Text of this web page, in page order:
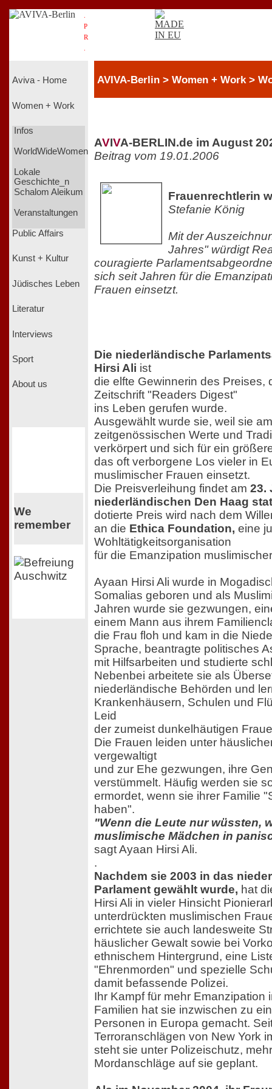
P
R
Aviva - Home
Women + Work
Infos
WorldWideWomen
Lokale
Geschichte_n
Schalom Aleikum
Veranstaltungen
Public Affairs
Kunst + Kultur
Jüdisches Leben
Literatur
Interviews
Sport
About us
We
remember
AVIVA-Berlin > Women + Work >
AVIVA-BERLIN.de im August
Beitrag vom 19.01.2006
Frauenrechtlerin
Stefanie König
Mit der
Jahres" würdigt
couragierte
sich seit Jahren für die
Frauen einsetzt.
Die niederländische
Hirsi Ali ist
die elfte Gewinnerin des Preises,
Zeitschrift "Readers Digest"
ins Leben gerufen wurde.
Ausgewählt wurde sie, weil sie
zeitgenössischen Werte und
verkörpert und sich für ein
das oft verborgene Los vieler in
muslimischer Frauen einsetzt.
Die Preisverleihung findet am 23.
niederländischen Den Haag
dotierte Preis wird nach dem
an die Ethica Foundation, eine
Wohltätigkeitsorganisation
für die Emanzipation
Ayaan Hirsi Ali wurde in
Somalias geboren und als
Jahren wurde sie gezwungen,
einem Mann aus ihrem
die Frau floh und kam in die
Sprache, beantragte politisches
mit Hilfsarbeiten und studierte
Nebenbei arbeitete sie als
niederländische Behörden und
Krankenhäusern, Schulen und
Leid
der zumeist dunkelhäutigen
Die Frauen leiden unter
vergewaltigt
und zur Ehe gezwungen, ihre
verstümmelt. Häufig werden sie
ermordet, wenn sie ihrer Familie
haben".
"Wenn die Leute nur wüssten,
muslimische Mädchen in
sagt Ayaan Hirsi Ali.
.
Nachdem sie 2003 in das
Parlament gewählt wurde, hat
Hirsi Ali in vieler Hinsicht
unterdrückten muslimischen
errichtete sie auch landesweite
häuslicher Gewalt sowie bei
ethnischem Hintergrund, eine
"Ehrenmorden" und spezielle
damit befassende Polizei.
Ihr Kampf für mehr Emanzipation
Familien hat sie inzwischen zu
Personen in Europa gemacht.
Terroranschlägen von New York
steht sie unter Polizeischutz,
Mordanschläge auf sie geplant.